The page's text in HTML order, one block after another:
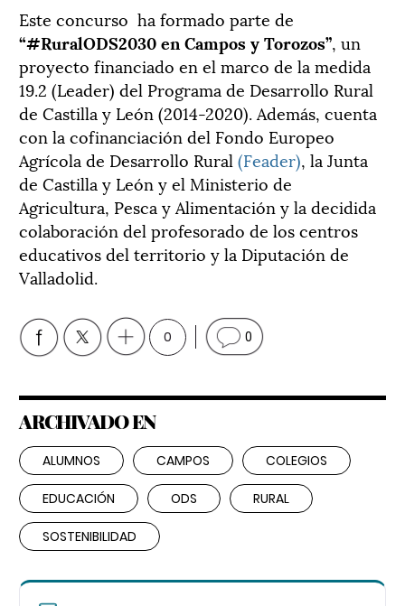
Este concurso ha formado parte de
“#RuralODS2030 en Campos y Torozos”, un
proyecto financiado en el marco de la medida
19.2 (Leader) del Programa de Desarrollo Rural
de Castilla y León (2014-2020). Además, cuenta
con la cofinanciación del Fondo Europeo
Agrícola de Desarrollo Rural (Feader), la Junta
de Castilla y León y el Ministerio de
Agricultura, Pesca y Alimentación y la decidida
colaboración del profesorado de los centros
educativos del territorio y la Diputación de
Valladolid.
0 0
ARCHIVADO EN
ALUMNOS CAMPOS COLEGIOS
EDUCACIÓN ODS RURAL
SOSTENIBILIDAD